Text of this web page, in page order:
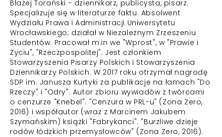
Błażej Torański - dziennikarz, publicysta, pisarz.
Specjalizuje się w literaturze faktu. Absolwent
Wydziału Prawa i Administracji Uniwersytetu
Wrocławskiego; działał w Niezależnym Zrzeszeniu
Studentów. Pracował m.in we "Wprost", w "Prawie i
Życiu", "Rzeczpospolitej". Jest członkiem
Stowarzyszenia Pisarzy Polskich i Stowarzyszenia
Dziennikarzy Polskich. W 2017 roku otrzymał nagrodę
SDP im. Janusza Kurtyki za publikacje na łamach "Do
Rzeczy" i "Odry". Autor zbioru wywiadów z twórcami
o cenzurze "Knebel". "Cenzura w PRL-u" (Zona Zero,
2016) i współautor (wraz z Marcinem Jakubem
Szymańskim) książki "Fabrykanci". "Burzliwe dzieje
rodów łódzkich przemysłowców" (Zona Zero, 2016).